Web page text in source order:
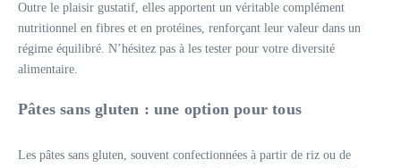
Outre le plaisir gustatif, elles apportent un véritable complément
nutritionnel en fibres et en protéines, renforçant leur valeur dans un
régime équilibré. N’hésitez pas à les tester pour votre diversité
alimentaire.
Pâtes sans gluten : une option pour tous
Les pâtes sans gluten, souvent confectionnées à partir de riz ou de